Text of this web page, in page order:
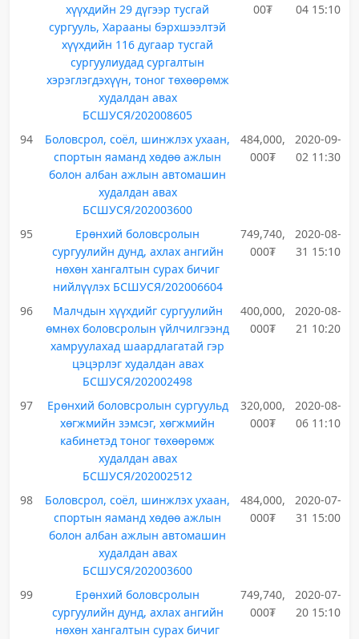
хүүхдийн 29 дүгээр тусгай
сургууль, Харааны бэрхшээлтэй
хүүхдийн 116 дугаар тусгай
сургуулиудад сургалтын
хэрэглэгдэхүүн, тоног төхөөрөмж
худалдан авах
БСШУСЯ/202008605
00₮
04 15:10
94
Боловсрол, соёл, шинжлэх ухаан,
спортын яаманд хөдөө ажлын
болон албан ажлын автомашин
худалдан авах
БСШУСЯ/202003600
484,000,
000₮
2020-09-
02 11:30
95
Ерөнхий боловсролын
сургуулийн дунд, ахлах ангийн
нөхөн хангалтын сурах бичиг
нийлүүлэх БСШУСЯ/202006604
749,740,
000₮
2020-08-
31 15:10
96
Малчдын хүүхдийг сургуулийн
өмнөх боловсролын үйлчилгээнд
хамруулахад шаардлагатай гэр
цэцэрлэг худалдан авах
БСШУСЯ/202002498
400,000,
000₮
2020-08-
21 10:20
97
Ерөнхий боловсролын сургуульд
хөгжмийн зэмсэг, хөгжмийн
кабинетэд тоног төхөөрөмж
худалдан авах
БСШУСЯ/202002512
320,000,
000₮
2020-08-
06 11:10
98
Боловсрол, соёл, шинжлэх ухаан,
спортын яаманд хөдөө ажлын
болон албан ажлын автомашин
худалдан авах
БСШУСЯ/202003600
484,000,
000₮
2020-07-
31 15:00
99
Ерөнхий боловсролын
сургуулийн дунд, ахлах ангийн
нөхөн хангалтын сурах бичиг
749,740,
000₮
2020-07-
20 15:10